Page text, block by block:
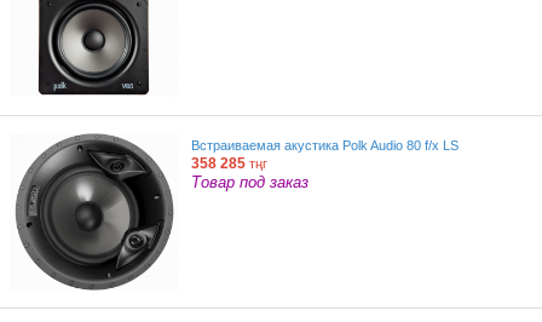
Встраиваемая акустика Polk Audio 80 f/x LS
358 285 тңг
Товар под заказ